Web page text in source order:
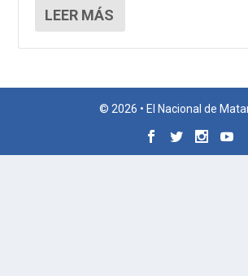
LEER MÁS
© 2026 • El Nacional de